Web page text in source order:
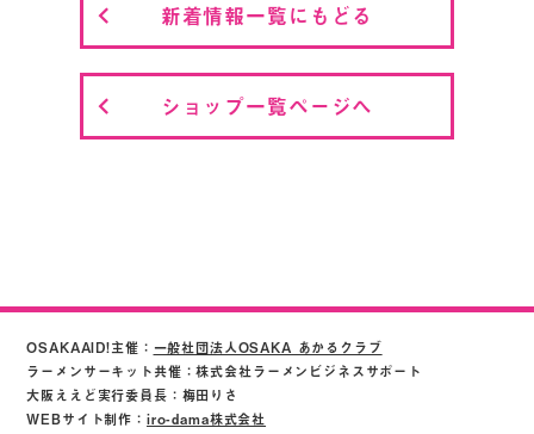
新着情報一覧にもどる
ショップ一覧ページへ
OSAKAAID!主催： 一般社団法人OSAKA あかるクラブ
ラーメンサーキット共催：株式会社ラーメンビジネスサポート
大阪ええど実行委員長：梅田りさ
WEBサイト制作： iro-dama株式会社